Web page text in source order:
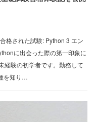
格された試験: Python 3 エン
に出会った際の第一印象に
経験の初学者です。勤務して
を知り…